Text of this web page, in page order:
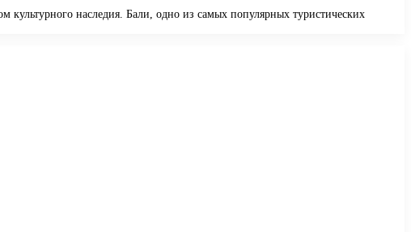
наследия. Бали, одно из самых популярных туристических